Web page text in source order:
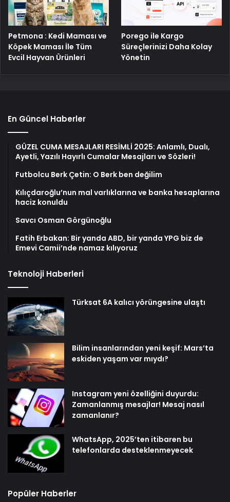
Petmona : Kedi Maması ve
Köpek Maması İle Tüm
Evcil Hayvan Ürünleri
Porego ile Kargo
Süreçlerinizi Daha Kolay
Yönetin
En Güncel Haberler
GÜZEL CUMA MESAJLARI RESİMLİ 2025: Anlamlı, Dualı,
Ayetli, Yazılı Hayırlı Cumalar Mesajları ve Sözleri!
Futbolcu Berk Çetin: O Berk ben değilim
Kılıçdaroğlu’nun mal varlıklarına ve banka hesaplarına
haciz konuldu
Savcı Osman Görgünoğlu
Fatih Erbakan: Bir yanda ABD, bir yanda YPG biz de
Emevi Camii’nde namaz kılıyoruz
Teknoloji Haberleri
Türksat 6A kalıcı yörüngesine ulaştı
Bilim insanlarından yeni keşif: Mars’ta
eskiden yaşam var mıydı?
Instagram yeni özelliğini duyurdu:
Zamanlanmış mesajlar! Mesaj nasıl
zamanlanır?
WhatsApp, 2025’ten itibaren bu
telefonlarda desteklenmeyecek
Popüler Haberler